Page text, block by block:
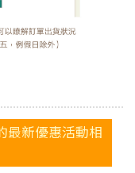
最新優惠活動相